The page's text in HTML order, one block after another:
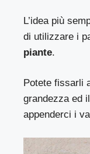
L’idea più
di utilizzare i
piante.
Potete fissarli
grandezza ed
appenderci i